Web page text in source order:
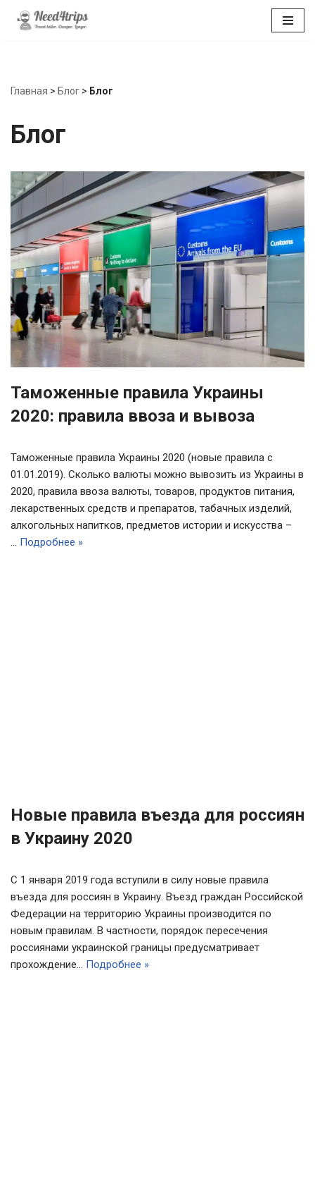
Главная > Блог > Блог
Блог
Таможенные правила Украины
2020: правила ввоза и вывоза
Таможенные правила Украины 2020 (новые правила с
01.01.2019). Сколько валюты можно вывозить из Украины в
2020, правила ввоза валюты, товаров, продуктов питания,
лекарственных средств и препаратов, табачных изделий,
алкогольных напитков, предметов истории и искусства –
… Подробнее »
Новые правила въезда для россиян
в Украину 2020
С 1 января 2019 года вступили в силу новые правила
въезда для россиян в Украину. Въезд граждан Российской
Федерации на территорию Украины производится по
новым правилам. В частности, порядок пересечения
россиянами украинской границы предусматривает
прохождение… Подробнее »